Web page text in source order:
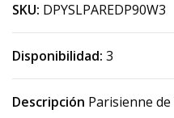
SKU: DPYSLPAREDP90W3
Disponibilidad: 3
Descripción Parisienne